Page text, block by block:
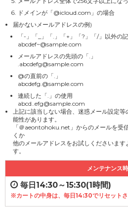
ドメインが「@icloud.com」の場合
届かないメールアドレスの例)
「-」「_」「.」「+」「?」「/」以外の
abcdef~@sample.com
メールアドレスの先頭の「.」
.abcdefg@sample.com
@の直前の「.」
abcdefg.@sample.com
連続した「.」の使用
abcd..efg@sample.com
上記に該当しない場合、迷惑メール設定
能性があります。
「＠aeontohoku.net」からのメールを受
くか
他のメールアドレスをお試しくださいます
す。
メンテナンス
毎日14:30～15:30(1時間)
※カートの中身は、毎日14:30でリセットさ